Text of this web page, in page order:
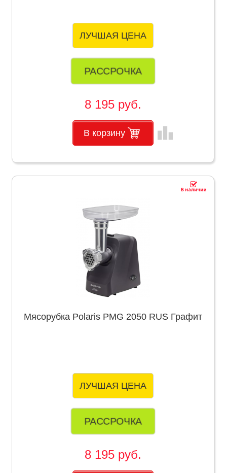
ЛУЧШАЯ ЦЕНА
РАССРОЧКА
8 195 руб.
В корзину leaderboard
Мясорубка Polaris PMG 2050 RUS Графит
ЛУЧШАЯ ЦЕНА
РАССРОЧКА
8 195 руб.